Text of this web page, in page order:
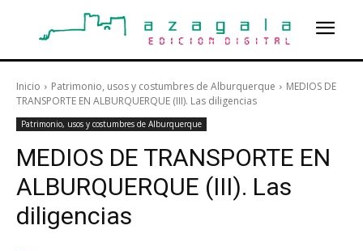
Inicio Patrimonio, usos y costumbres de Alburquerque
MEDIOS DE
TRANSPORTE EN ALBURQUERQUE (III). Las diligencias
Patrimonio, usos y costumbres de Alburquerque
MEDIOS DE TRANSPORTE EN
ALBURQUERQUE (III). Las
diligencias